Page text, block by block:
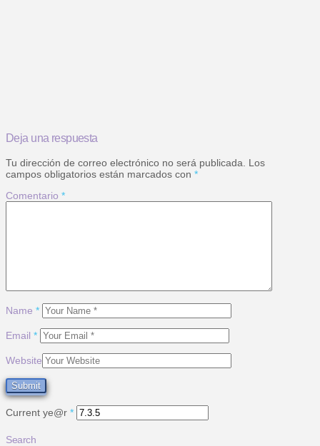
Deja una respuesta
Tu dirección de correo electrónico no será publicada.
Los
campos obligatorios están marcados con *
Comentario *
Name *
Email *
Website
Current ye@r *
Search